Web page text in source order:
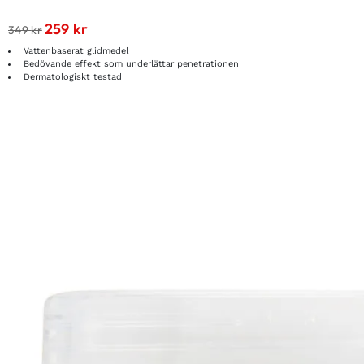
349kr259 kr
Vattenbaserat glidmedel
Bedövande effekt som underlättar penetrationen
Dermatologiskt testad